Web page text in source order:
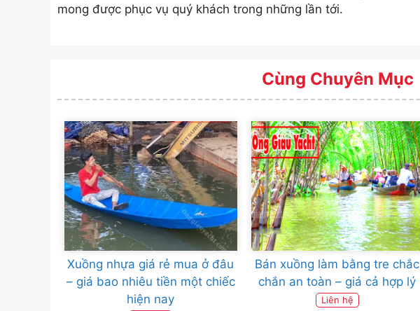
mong được phục vụ quý khách trong những lần tới.
Cùng Chuyên Mục
Xuồng nhựa giá rẻ mua ở đâu
– giá bao nhiêu tiền một chiếc
hiện nay
Bán xuồng làm bằng tre chắc
chắn an toàn – giá cả hợp lý
Liên hệ